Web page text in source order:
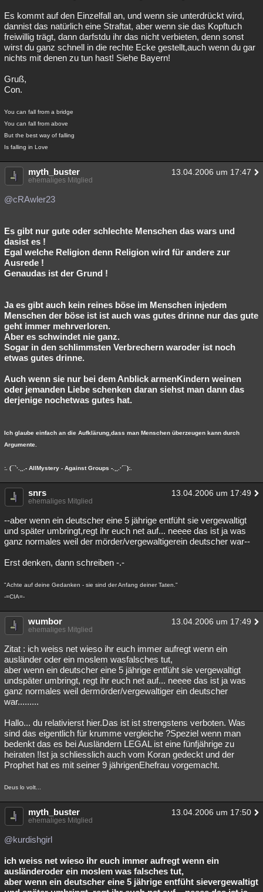
Es kommt auf den Einzelfall an, und wenn sie unterdrückt wird,
dannist das natürlich eine Straftat, aber wenn sie das Kopftuch
freiwillig trägt, dann darfstdu ihr das nicht verbieten, denn sonst
wirst du ganz schnell in die rechte Ecke gestellt,auch wenn du gar
nichts mit denen zu tun hast! Siehe Bayern!
Gruß,
Con.
You can fall from a bridge
You can fall from above
But the best way of falling
Is falling in Love
myth_buster 13.04.2006 um 17:47
ehemaliges Mitglied
@cRAwler23
Es gibt nur gute oder schlechte Menschen das wars und
dasist es !
Egal welche Religion denn Religion wird für andere zur
Ausrede !
Genaudas ist der Grund !
Ja es gibt auch kein reines böse im Menschen injedem
Menschen der böse ist ist auch was gutes drinne nur das gute
geht immer mehrverloren.
Aber es schwindet nie ganz.
Sogar in den schlimmsten Verbrechern waroder ist noch
etwas gutes drinne.
Auch wenn sie nur bei dem Anblick armenKindern weinen
oder jemanden Liebe schenken daran siehst man dann das
derjenige nochetwas gutes hat.
Ich glaube einfach an die Aufklärung,dass man Menschen überzeugen kann durch
Argumente.
:. (¯`·.¸¸.- AllMystery - Against Groups -.¸¸.·´¯):.
snrs 13.04.2006 um 17:49
ehemaliges Mitglied
--aber wenn ein deutscher eine 5 jährige entfüht sie vergewaltigt
und später umbringt,regt ihr euch net auf... neeee das ist ja was
ganz normales weil der mörder/vergewaltigerein deutscher war--
Erst denken, dann schreiben -.-
"Achte auf deine Gedanken - sie sind der Anfang deiner Taten."
-=CIA=-
wumbor 13.04.2006 um 17:49
ehemaliges Mitglied
Zitat : ich weiss net wieso ihr euch immer aufregt wenn ein
ausländer oder ein moslem wasfalsches tut,
aber wenn ein deutscher eine 5 jährige entfüht sie vergewaltigt
undspäter umbringt, regt ihr euch net auf... neeee das ist ja was
ganz normales weil dermörder/vergewaltiger ein deutscher
war.........
Hallo... du relativierst hier.Das ist ist strengstens verboten. Was
sind das eigentlich für krumme vergleiche ?Speziel wenn man
bedenkt das es bei Ausländern LEGAL ist eine fünfjährige zu
heiraten !Ist ja schliesslich auch vom Koran gedeckt und der
Prophet hat es mit seiner 9 jährigenEhefrau vorgemacht.
Deus lo volt...
myth_buster 13.04.2006 um 17:50
ehemaliges Mitglied
@kurdishgirl
ich weiss net wieso ihr euch immer aufregt wenn ein
ausländeroder ein moslem was falsches tut,
aber wenn ein deutscher eine 5 jährige entfüht sievergewaltigt